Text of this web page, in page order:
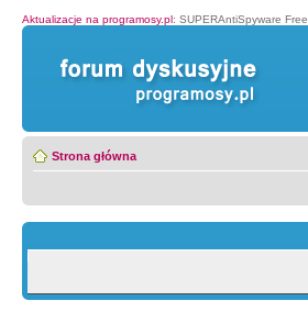
Aktualizacje na programosy.pl: SUPERAntiSpyware Free
Strona główna